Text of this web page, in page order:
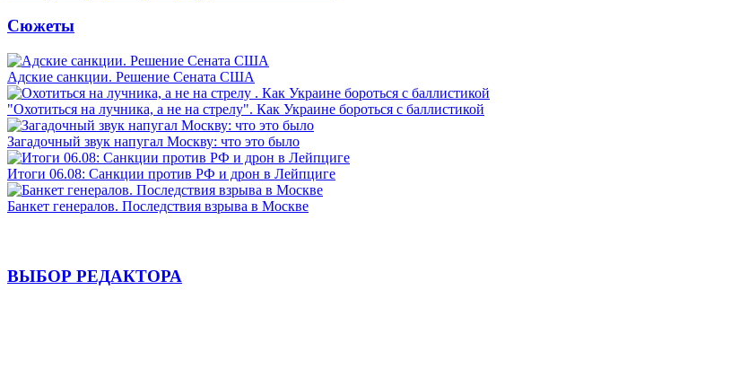
Сюжеты
Адские санкции. Решение Сената США
"Охотиться на лучника, а не на стрелу". Как Украине бороться с баллистикой
Загадочный звук напугал Москву: что это было
Итоги 06.08: Санкции против РФ и дрон в Лейпциге
Банкет генералов. Последствия взрыва в Москве
ВЫБОР РЕДАКТОРА